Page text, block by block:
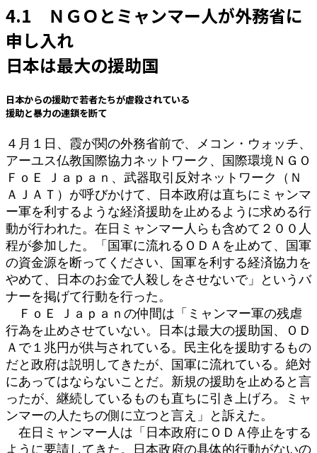
時
4.1 ＮＧＯとミャンマー人が外務省に
申し入れ
日本は最大の援助国
日本からの援助で若者たちが虐殺されている
援助と暴力の連鎖を断て
４月１日、霞が関の外務省前で、メコン・ウォッチ、
アーユス仏教国際協力ネットワーク、国際環境ＮＧＯ
ＦｏＥ Ｊａｐａｎ、武器取引反対ネットワーク（Ｎ
ＡＪＡＴ）が呼びかけて、日本政府は直ちにミャンマ
ー軍を利するような経済援助を止めるように求める行
動が行われた。在日ミャンマー人らも含めて２００人
程が参加した。「国軍に流れるＯＤＡを止めて、国軍
の資金源を断ってください、国軍を利する経済協力を
やめて、日本のお金で人殺しをさせないで」というバ
ナーを掲げて行動を行った。
ＦｏＥ Ｊａｐａｎの仲間は「ミャンマー軍の残虐
行為を止めさせていない。日本は最大の援助国、ＯＤ
Ａで１兆円が供与されている。民主化を援助するもの
だと政府は説明してきたが、国軍に流れている。絶対
にあってはならないことだ。新規の援助を止めると言
ったが、継続しているものも直ちに引き上げろ。ミャ
ンマーの人たちの側に立つと言え」と訴えた。
在日ミャンマー人は「日本政府にＯＤＡ停止をする
ように要請してきた。日本政府の具体的行動がないの